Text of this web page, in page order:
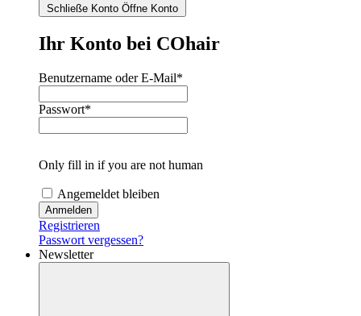
Schließe Konto Öffne Konto
Ihr Konto bei COhair
Benutzername oder E-Mail*
Passwort*
Only fill in if you are not human
Angemeldet bleiben
Registrieren
Passwort vergessen?
Newsletter